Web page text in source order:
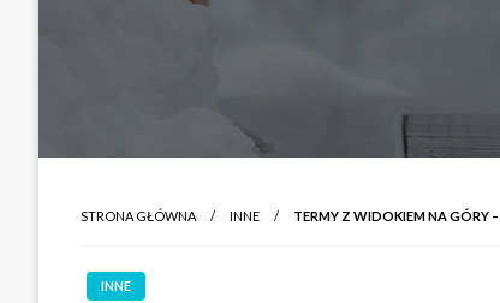
STRONA GŁÓWNA INNE TERMY Z WIDOKIEM NA GÓRY
INNE